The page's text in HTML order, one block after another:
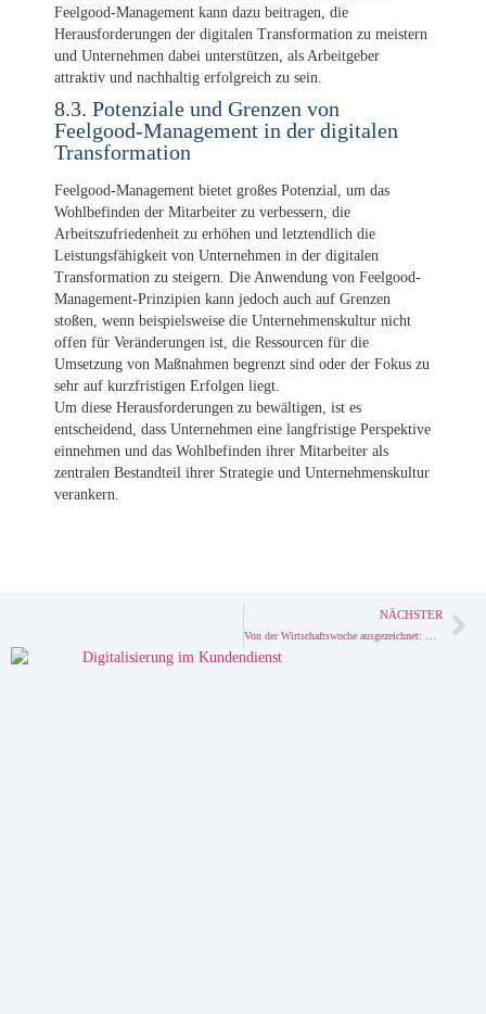
Feelgood-Management kann dazu beitragen, die
Herausforderungen der digitalen Transformation zu meistern
und Unternehmen dabei unterstützen, als Arbeitgeber
attraktiv und nachhaltig erfolgreich zu sein.
8.3. Potenziale und Grenzen von
Feelgood-Management in der digitalen
Transformation
Feelgood-Management bietet großes Potenzial, um das
Wohlbefinden der Mitarbeiter zu verbessern, die
Arbeitszufriedenheit zu erhöhen und letztendlich die
Leistungsfähigkeit von Unternehmen in der digitalen
Transformation zu steigern. Die Anwendung von Feelgood-
Management-Prinzipien kann jedoch auch auf Grenzen
stoßen, wenn beispielsweise die Unternehmenskultur nicht
offen für Veränderungen ist, die Ressourcen für die
Umsetzung von Maßnahmen begrenzt sind oder der Fokus zu
sehr auf kurzfristigen Erfolgen liegt.
Um diese Herausforderungen zu bewältigen, ist es
entscheidend, dass Unternehmen eine langfristige Perspektive
einnehmen und das Wohlbefinden ihrer Mitarbeiter als
zentralen Bestandteil ihrer Strategie und Unternehmenskultur
verankern.
NÄCHSTER